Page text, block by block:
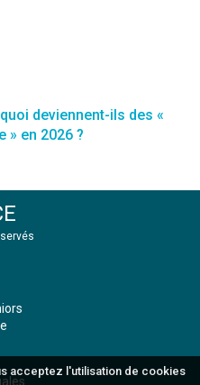
acceptez l'utilisation de cookies
deviennent-ils des «
» en 2026 ?